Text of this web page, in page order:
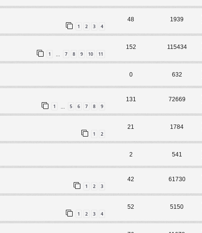
1 2 3 4
48 1939
1 … 7 8 9 10 11
152 115434
0 632
1 … 5 6 7 8 9
131 72669
1 2
21 1784
2 541
1 2 3
42 61730
1 2 3 4
52 5150